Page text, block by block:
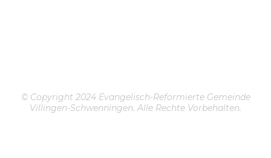
© Copyright 2024 Evangelisch-Reformierte Gemeinde
Villingen-Schwenningen. Alle Rechte Vorbehalten.